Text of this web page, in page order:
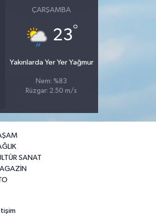
ÇARŞAMBA
23°
Yakınlarda Yer Yer Yağmur
Nem: %83
Rüzgar: 2.50 m/s
SANAT